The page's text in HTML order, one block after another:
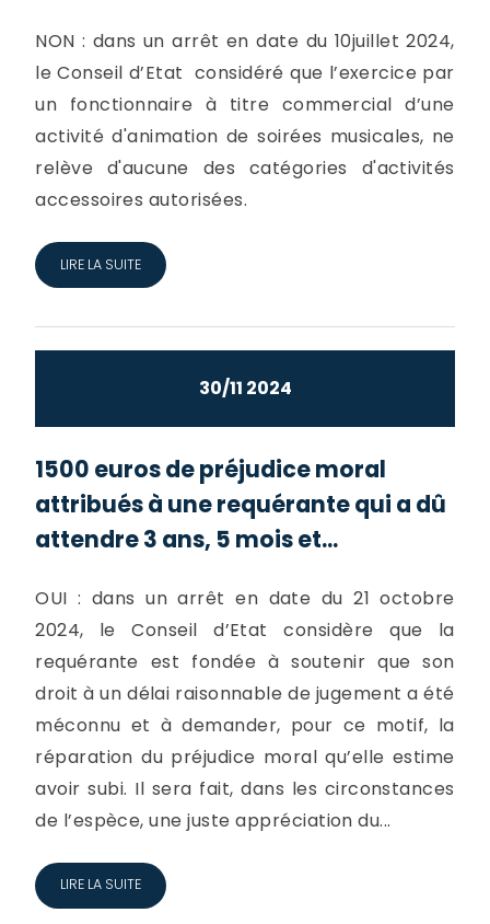
NON : dans un arrêt en date du 10juillet 2024,
le Conseil d’Etat considéré que l’exercice par
un fonctionnaire à titre commercial d’une
activité d'animation de soirées musicales, ne
relève d'aucune des catégories d'activités
accessoires autorisées.
LIRE LA SUITE
30/11 2024
1500 euros de préjudice moral
attribués à une requérante qui a dû
attendre 3 ans, 5 mois et...
OUI : dans un arrêt en date du 21 octobre
2024, le Conseil d’Etat considère que la
requérante est fondée à soutenir que son
droit à un délai raisonnable de jugement a été
méconnu et à demander, pour ce motif, la
réparation du préjudice moral qu’elle estime
avoir subi. Il sera fait, dans les circonstances
de l’espèce, une juste appréciation du...
LIRE LA SUITE